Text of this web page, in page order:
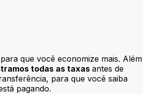
que você economize mais. Além
todas as taxas antes de
para que você saiba
pagando.